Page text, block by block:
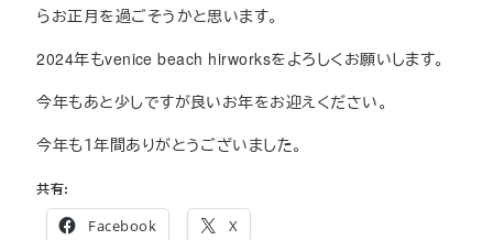
らお正月を過ごそうかと思います。
2024年もvenice beach hirworksをよろしくお願いします。
今年もあと少しですが良いお年をお迎えください。
今年も１年間ありがとうございました。
共有:
Facebook
X